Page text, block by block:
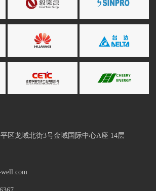
区龙域北街3号金域国际中心A座 14层